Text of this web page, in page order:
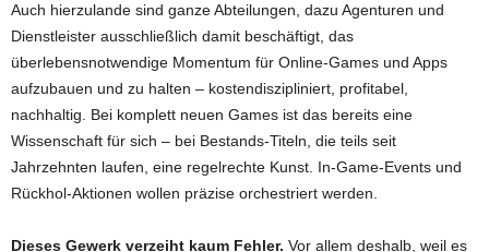
Auch hierzulande sind ganze Abteilungen, dazu Agenturen und
Dienstleister ausschließlich damit beschäftigt, das
überlebensnotwendige Momentum für Online-Games und Apps
aufzubauen und zu halten – kostendiszipliniert, profitabel,
nachhaltig. Bei komplett neuen Games ist das bereits eine
Wissenschaft für sich – bei Bestands-Titeln, die teils seit
Jahrzehnten laufen, eine regelrechte Kunst. In-Game-Events und
Rückhol-Aktionen wollen präzise orchestriert werden.
Dieses Gewerk verzeiht kaum Fehler. Vor allem deshalb, weil es